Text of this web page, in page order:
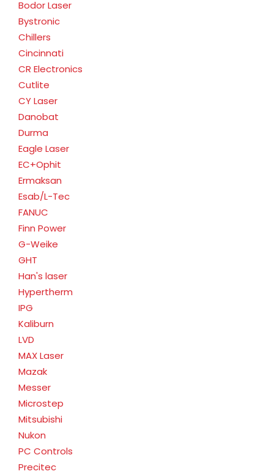
Bodor Laser
Bystronic
Chillers
Cincinnati
CR Electronics
Cutlite
CY Laser
Danobat
Durma
Eagle Laser
EC+Ophit
Ermaksan
Esab/L-Tec
FANUC
Finn Power
G-Weike
GHT
Han's laser
Hypertherm
IPG
Kaliburn
LVD
MAX Laser
Mazak
Messer
Microstep
Mitsubishi
Nukon
PC Controls
Precitec